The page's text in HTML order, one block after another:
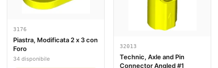
3176
Piastra, Modificata 2 x 3 con
Foro
34 disponibile
32013
Technic, Axle and Pin
Connector Angled #1